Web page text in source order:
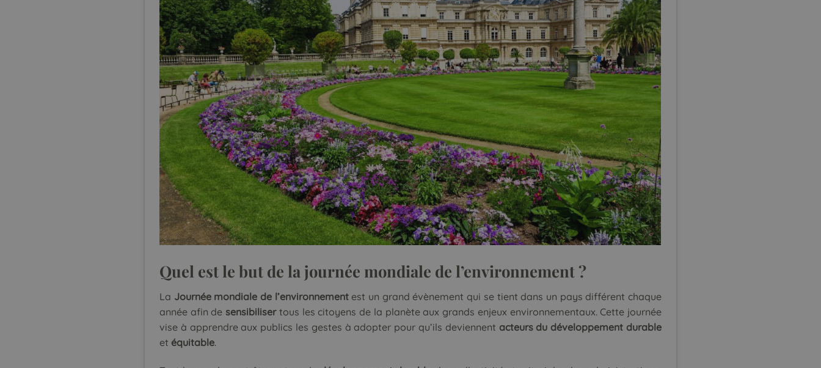
Quel est le but de la journée mondiale de l’environnement ?
La Journée mondiale de l’environnementest un grand évènement qui se tient dans un pays différent chaque
année afin de sensibilisertous les citoyens de la planète aux grands enjeux environnementaux. Cette journée
vise à apprendre aux publics les gestes à adopter pour qu’ils deviennent acteurs du développement durable
et équitable.